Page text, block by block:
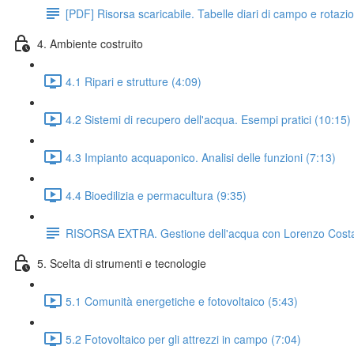
[PDF] Risorsa scaricabile. Tabelle diari di campo e
4. Ambiente costruito
4.1 Ripari e strutture (4:09)
4.2 Sistemi di recupero dell'acqua. Esempi pratici (10:15)
4.3 Impianto acquaponico. Analisi delle funzioni (7:13)
4.4 Bioedilizia e permacultura (9:35)
RISORSA EXTRA. Gestione dell'acqua con Lorenzo
5. Scelta di strumenti e tecnologie
5.1 Comunità energetiche e fotovoltaico (5:43)
5.2 Fotovoltaico per gli attrezzi in campo (7:04)